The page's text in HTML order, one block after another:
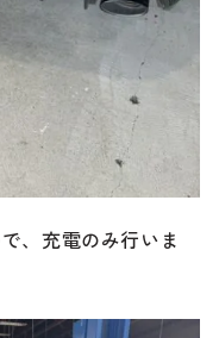
、充電のみ行いま